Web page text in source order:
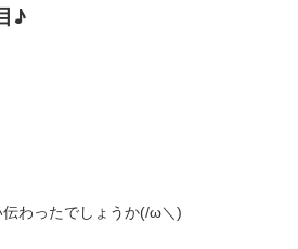
♪
わったでしょうか(/ω＼)